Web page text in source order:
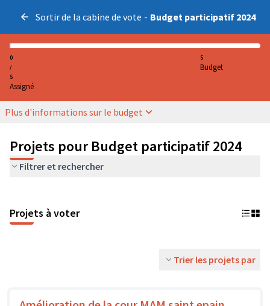
Sortir de la cabine de vote - Budget participatif 2024
0
/
5
Assigné
5
Budget
Plus d'informations sur le budget
Projets pour Budget participatif 2024
Filtrer et rechercher
Projets à voter
Trier les projets par